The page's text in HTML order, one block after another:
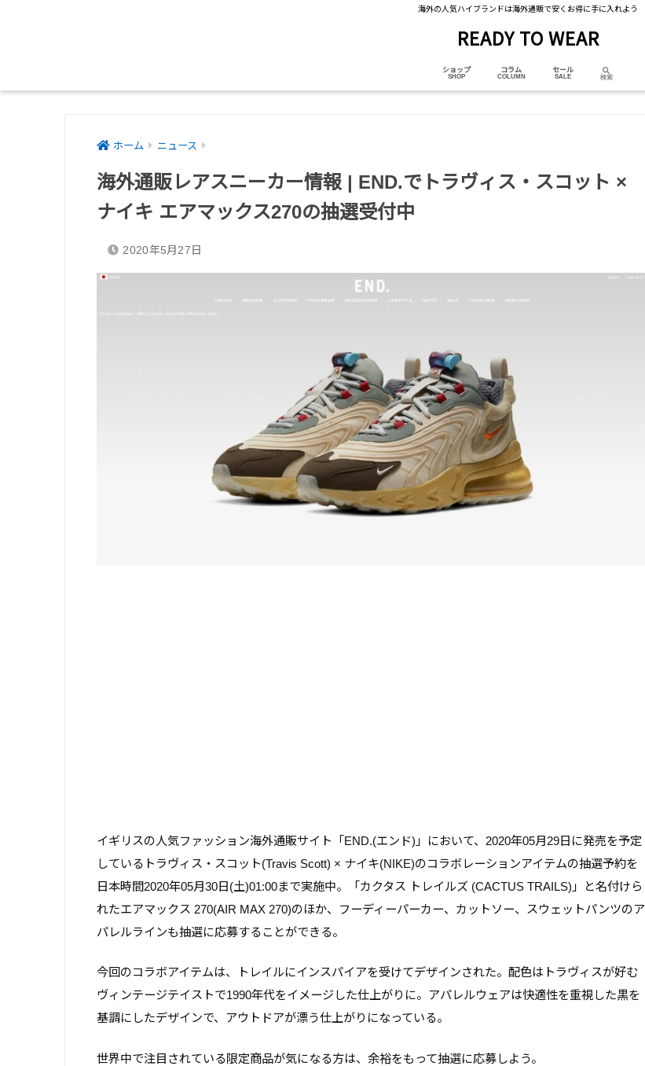
海外の人気ハイブランドは海外通販で安くお得に手に入れよう
READY TO WEAR
ショップ コラム セール
ホーム ニュース
海外通販レアスニーカー情報 | END.でトラヴィス・スコット ×
ナイキ エアマックス270の抽選受付中
2020年5月27日
イギリスの人気ファッション海外通販サイト「END.(エンド)」において、2020年05月29日に発売を予定
しているトラヴィス・スコット(Travis Scott) × ナイキ(NIKE)のコラボレーションアイテムの抽選予約を
日本時間2020年05月30日(土)01:00まで実施中。「カクタス トレイルズ (CACTUS TRAILS)」と名付けら
れたエアマックス 270(AIR MAX 270)のほか、フーディーパーカー、カットソー、スウェットパンツのア
パレルラインも抽選に応募することができる。
今回のコラボアイテムは、トレイルにインスパイアを受けてデザインされた。配色はトラヴィスが好む
ヴィンテージテイストで1990年代をイメージした仕上がりに。アパレルウェアは快適性を重視した黒を
基調にしたデザインで、アウトドアが漂う仕上がりになっている。
世界中で注目されている限定商品が気になる方は、余裕をもって抽選に応募しよう。